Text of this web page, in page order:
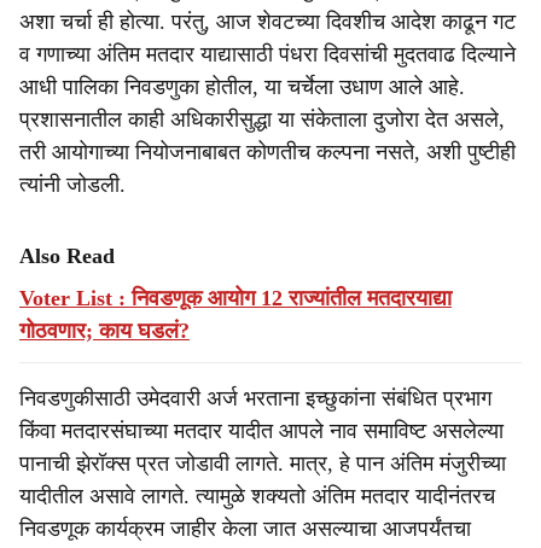
अशा चर्चा ही होत्या. परंतु, आज शेवटच्या दिवशीच आदेश काढून गट
व गणाच्या अंतिम मतदार याद्यासाठी पंधरा दिवसांची मुदतवाढ दिल्याने
आधी पालिका निवडणुका होतील, या चर्चेला उधाण आले आहे.
प्रशासनातील काही अधिकारीसुद्धा या संकेताला दुजोरा देत असले,
तरी आयोगाच्या नियोजनाबाबत कोणतीच कल्पना नसते, अशी पुष्टीही
त्यांनी जोडली.
Also Read
Voter List : निवडणूक आयोग 12 राज्यांतील मतदारयाद्या
गोठवणार; काय घडलं?
निवडणुकीसाठी उमेदवारी अर्ज भरताना इच्छुकांना संबंधित प्रभाग
किंवा मतदारसंघाच्या मतदार यादीत आपले नाव समाविष्ट असलेल्या
पानाची झेरॉक्स प्रत जोडावी लागते. मात्र, हे पान अंतिम मंजुरीच्या
यादीतील असावे लागते. त्यामुळे शक्यतो अंतिम मतदार यादीनंतरच
निवडणूक कार्यक्रम जाहीर केला जात असल्याचा आजपर्यंतचा